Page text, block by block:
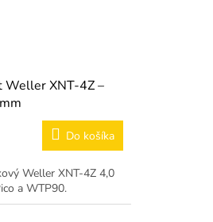
Weller XNT-4Z –
Do košíka
Weller XNT-4Z 4,0
a WTP90.